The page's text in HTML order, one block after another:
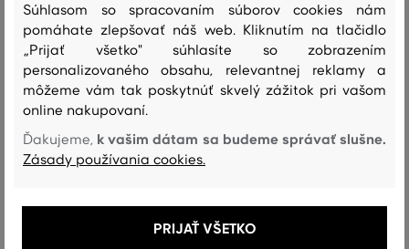
Sezóna: SS24 Kód produktu:9900232-324-GC-433
Zloženie
vrchný materiál
POLYAMID
100 %
Súhlasom so spracovaním súborov cookies nám
pomáhate zlepšovať náš web. Kliknutím na tlačidlo
„Prijať všetko" súhlasíte so zobrazením
personalizovaného obsahu, relevantnej reklamy a
môžeme vám tak poskytnúť skvelý zážitok pri vašom
online nakupovaní.
Ďakujeme, k vašim dátam sa budeme správať slušne.
Zásady používania cookies.
PRIJAŤ VŠETKO